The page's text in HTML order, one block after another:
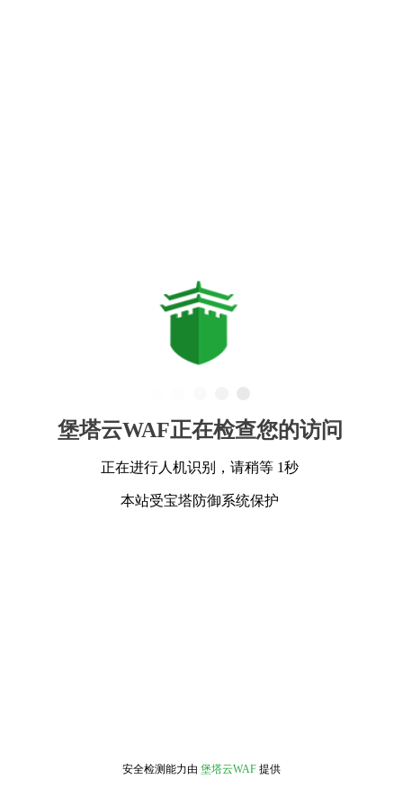
堡塔云WAF正在检查您的访问
正在进行人机识别，请稍等 1秒
本站受宝塔防御系统保护
安全检测能力由 堡塔云WAF 提供